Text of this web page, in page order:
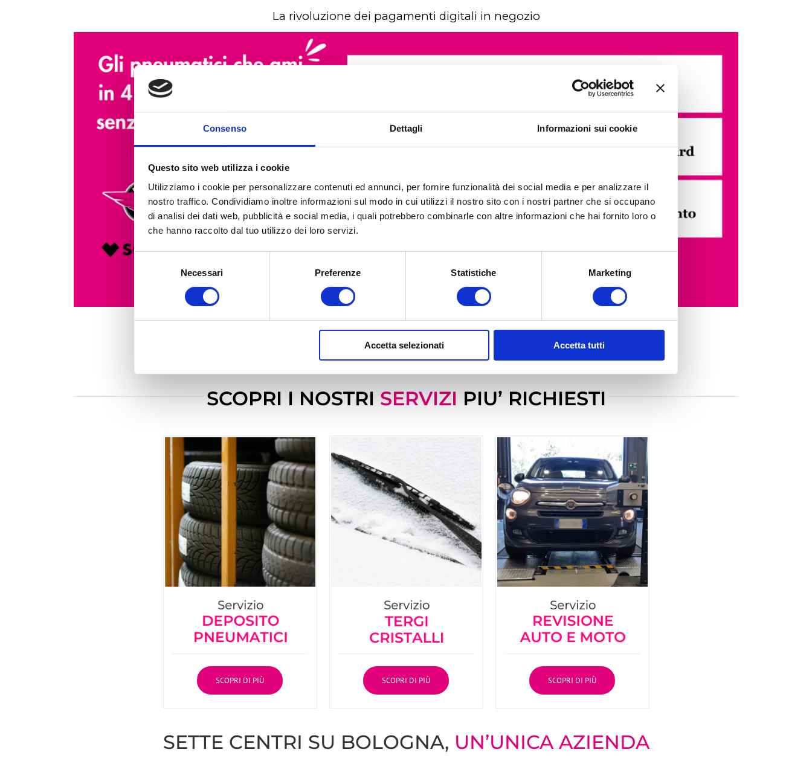
Consenso Dettagli Informazioni sui cookie
Questo sito web utilizza i cookie
Utilizziamo i cookie per personalizzare contenuti ed annunci, per fornire funzionalità dei social media e per analizzare il
nostro traffico. Condividiamo inoltre informazioni sul modo in cui utilizzi il nostro sito con i nostri partner che si occupano
di analisi dei dati web, pubblicità e social media, i quali potrebbero combinarle con altre informazioni che hai fornito loro o
che hanno raccolto dal tuo utilizzo dei loro servizi.
Necessari Preferenze Statistiche Marketing
Accetta selezionati Accetta tutti
La rivoluzione dei pagamenti digitali in negozio
CHIEDI UN PREVENTIVO
SCOPRI I NOSTRI SERVIZI PIU’ RICHIESTI
SCOPRI DI PIÙ SCOPRI DI PIÙ SCOPRI DI PIÙ
SETTE CENTRI SU BOLOGNA, UN’UNICA AZIENDA